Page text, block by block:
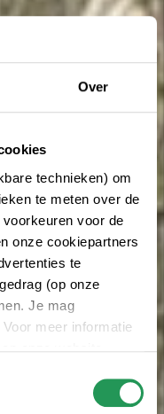
Over
technieken) om
te meten over de
voor de
onze cookiepartners
te
(op onze
Je mag
meer informatie